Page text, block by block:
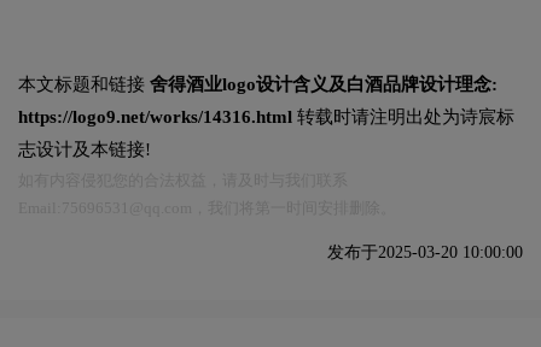
本文标题和链接 舍得酒业logo设计含义及白酒品牌设计理念:
https://logo9.net/works/14316.html 转载时请注明出处为诗宸标
志设计及本链接!
发布于2025-03-20 10:00:00